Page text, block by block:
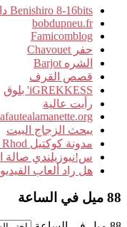
Benishiro 8-16bits داخل
bobdupneu.fr
Famicomblog
حفر Chavouet
الشره Barjot
قصص القرف
iGREKKESS' بلوق
رأيت عالية
يبحث الزجاج البيت
مدونة كوكتيل Rhod في
س!نيوزيلندي صالة
هل راد ألعاب الفيديو
88 ميل في الساعة